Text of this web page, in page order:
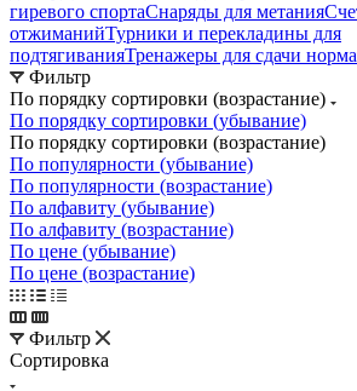
гиревого спортаСнаряды для метания
отжиманийТурники и перекладины для
подтягиванияТренажеры для сдачи
Фильтр
По порядку сортировки (возрастание)
По порядку сортировки (убывание)
По порядку сортировки (возрастание)
По популярности (убывание)
По популярности (возрастание)
По алфавиту (убывание)
По алфавиту (возрастание)
По цене (убывание)
По цене (возрастание)
Фильтр
Сортировка